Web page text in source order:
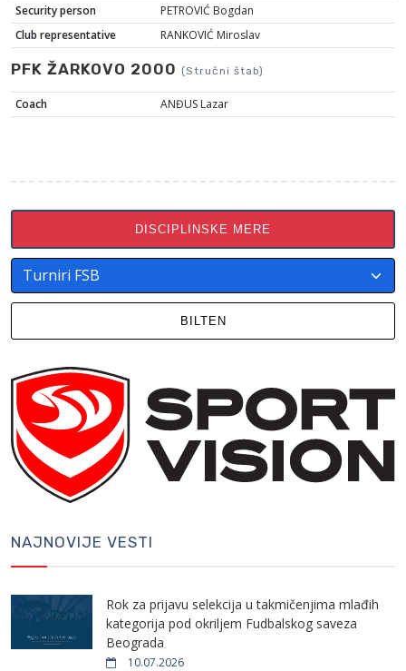
Security person
PETROVIĆ Bogdan
Club representative
RANKOVIĆ Miroslav
PFK ŽARKOVO 2000 (Stručni štab)
Coach ANĐUS Lazar
DISCIPLINSKE MERE
BILTEN
NAJNOVIJE VESTI
Rok za prijavu selekcija u takmičenjima mlađih
kategorija pod okriljem Fudbalskog saveza
Beograda
10.07.2026